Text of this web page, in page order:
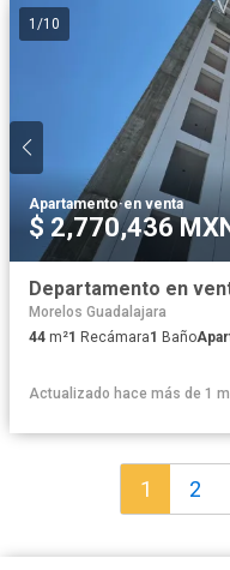
1 /10
Apartamento·en venta
$ 2,770,436
Morelos Guadalajara
44 m²1 Recámara1 Baño
Actualizado hace más de 1
1 2